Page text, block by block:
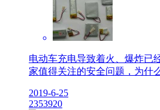
电动车充电导致着火、爆炸已
家值得关注的安全问题，为什
2019-6-25
2353920